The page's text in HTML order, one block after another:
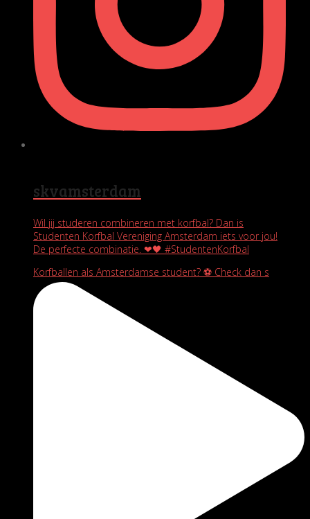
skvamsterdam
Wil jij studeren combineren met korfbal? Dan is
Studenten Korfbal Vereniging Amsterdam iets voor jou!
De perfecte combinatie. ❤🖤 #StudentenKorfbal
Korfballen als Amsterdamse student? ⚽️ Check dan s